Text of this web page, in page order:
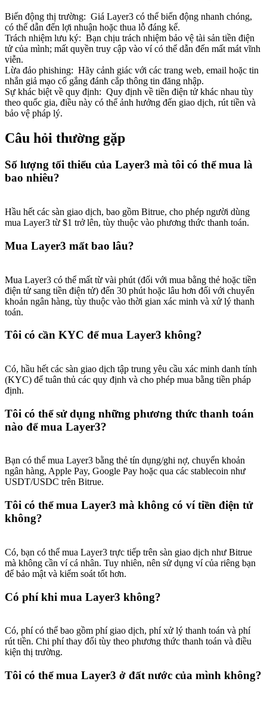
Biến động thị trường: Giá Layer3 có thể biến động nhanh chóng,
có thể dẫn đến lợi nhuận hoặc thua lỗ đáng kể.
Trách nhiệm lưu ký: Bạn chịu trách nhiệm bảo vệ tài sản tiền điện
tử của mình; mất quyền truy cập vào ví có thể dẫn đến mất mát vĩnh
viễn.
Lừa đảo phishing: Hãy cảnh giác với các trang web, email hoặc tin
nhắn giả mạo cố gắng đánh cắp thông tin đăng nhập.
Sự khác biệt về quy định: Quy định về tiền điện tử khác nhau tùy
theo quốc gia, điều này có thể ảnh hưởng đến giao dịch, rút tiền và
bảo vệ pháp lý.
Câu hỏi thường gặp
Số lượng tối thiểu của Layer3 mà tôi có thể mua là
bao nhiêu?
Hầu hết các sàn giao dịch, bao gồm Bitrue, cho phép người dùng
mua Layer3 từ $1 trở lên, tùy thuộc vào phương thức thanh toán.
Mua Layer3 mất bao lâu?
Mua Layer3 có thể mất từ vài phút (đối với mua bằng thẻ hoặc tiền
điện tử sang tiền điện tử) đến 30 phút hoặc lâu hơn đối với chuyển
khoản ngân hàng, tùy thuộc vào thời gian xác minh và xử lý thanh
toán.
Tôi có cần KYC để mua Layer3 không?
Có, hầu hết các sàn giao dịch tập trung yêu cầu xác minh danh tính
(KYC) để tuân thủ các quy định và cho phép mua bằng tiền pháp
định.
Tôi có thể sử dụng những phương thức thanh toán
nào để mua Layer3?
Bạn có thể mua Layer3 bằng thẻ tín dụng/ghi nợ, chuyển khoản
ngân hàng, Apple Pay, Google Pay hoặc qua các stablecoin như
USDT/USDC trên Bitrue.
Tôi có thể mua Layer3 mà không có ví tiền điện tử
không?
Có, bạn có thể mua Layer3 trực tiếp trên sàn giao dịch như Bitrue
mà không cần ví cá nhân. Tuy nhiên, nên sử dụng ví của riêng bạn
để bảo mật và kiểm soát tốt hơn.
Có phí khi mua Layer3 không?
Có, phí có thể bao gồm phí giao dịch, phí xử lý thanh toán và phí
rút tiền. Chi phí thay đổi tùy theo phương thức thanh toán và điều
kiện thị trường.
Tôi có thể mua Layer3 ở đất nước của mình không?